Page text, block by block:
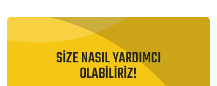
SİZE NASIL YARDIMCI
OLABİLİRİZ!